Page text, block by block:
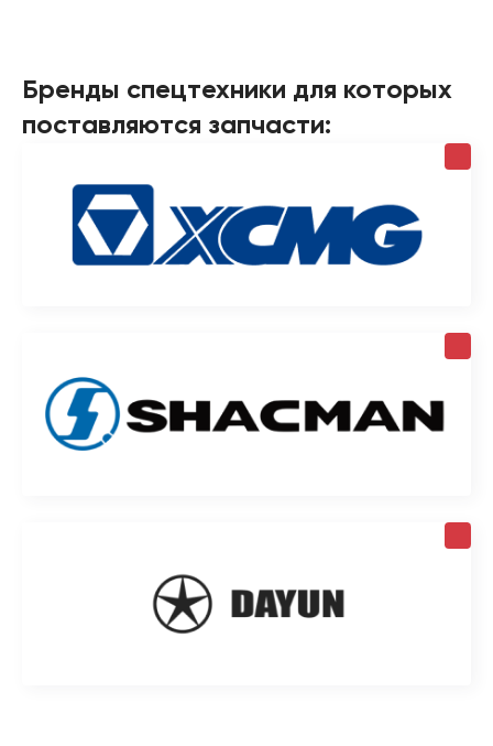
Бренды спецтехники для которых
поставляются запчасти: